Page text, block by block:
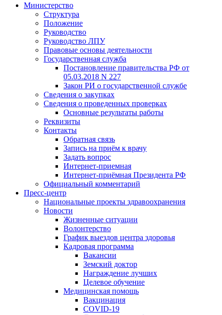
Министерство
Структура
Положение
Руководство
Руководство ЛПУ
Правовые основы деятельности
Государственная служба
Постановление правительства РФ от
05.03.2018 N 227
Закон РИ о государственной службе
Сведения о закупках
Сведения о проведенных проверках
Основные результаты работы
Реквизиты
Контакты
Обратная связь
Запись на приём к врачу
Задать вопрос
Интернет-приемная
Интернет-приёмная Президента РФ
Официальный комментарий
Пресс-центр
Национальные проекты здравоохранения
Новости
Жизненные ситуации
Волонтерство
График выездов центра здоровья
Кадровая программа
Вакансии
Земский доктор
Награждение лучших
Целевое обучение
Медицинская помощь
Вакцинация
COVID-19